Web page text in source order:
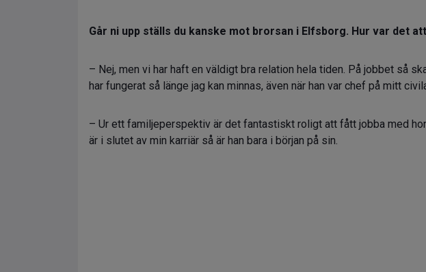
Går ni upp ställs du kanske mot brorsan i Elfsborg. Hur var det
– Nej, men vi har haft en väldigt bra relation hela tiden. På jobbet så
har fungerat så länge jag kan minnas, även när han var chef på mitt
– Ur ett familjeperspektiv är det fantastiskt roligt att fått jobba med
är i slutet av min karriär så är han bara i början på sin.